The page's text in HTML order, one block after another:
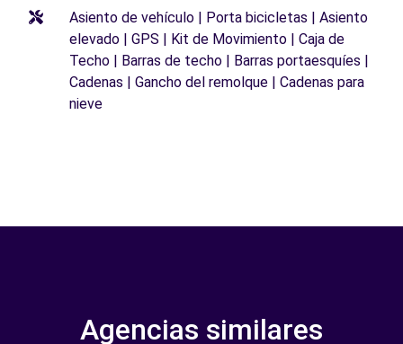
Asiento de vehículo | Porta bicicletas | Asiento
elevado | GPS | Kit de Movimiento | Caja de
Techo | Barras de techo | Barras portaesquíes |
Cadenas | Gancho del remolque | Cadenas para
nieve
Agencias similares